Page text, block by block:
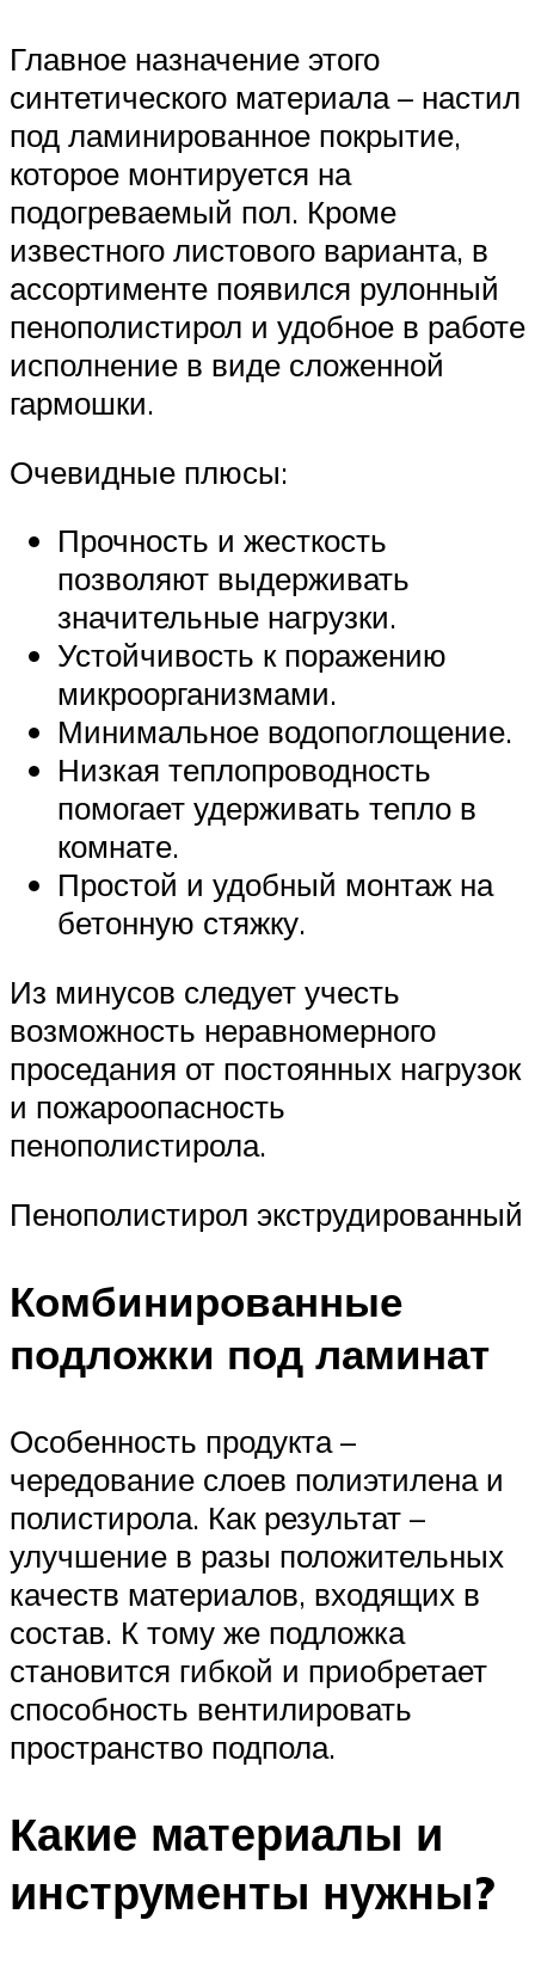
Главное назначение этого
синтетического материала – настил
под ламинированное покрытие,
которое монтируется на
подогреваемый пол. Кроме
известного листового варианта, в
ассортименте появился рулонный
пенополистирол и удобное в работе
исполнение в виде сложенной
гармошки.
Очевидные плюсы:
Прочность и жесткость
позволяют выдерживать
значительные нагрузки.
Устойчивость к поражению
микроорганизмами.
Минимальное водопоглощение.
Низкая теплопроводность
помогает удерживать тепло в
комнате.
Простой и удобный монтаж на
бетонную стяжку.
Из минусов следует учесть
возможность неравномерного
проседания от постоянных нагрузок
и пожароопасность
пенополистирола.
Пенополистирол экструдированный
Комбинированные
подложки под ламинат
Особенность продукта –
чередование слоев полиэтилена и
полистирола. Как результат –
улучшение в разы положительных
качеств материалов, входящих в
состав. К тому же подложка
становится гибкой и приобретает
способность вентилировать
пространство подпола.
Какие материалы и
инструменты нужны?